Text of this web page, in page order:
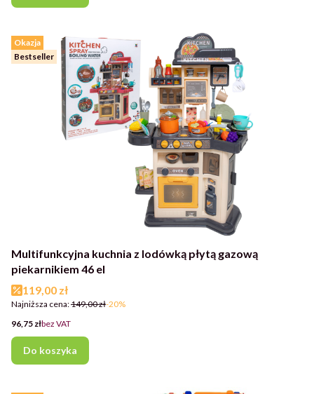
Okazja
Bestseller
Multifunkcyjna kuchnia z lodówką płytą gazową
piekarnikiem 46 el
Cena promocyjna
119,00 zł
Najniższa cena:149,00 zł-20%
Cena
96,75 złbez VAT
Do koszyka